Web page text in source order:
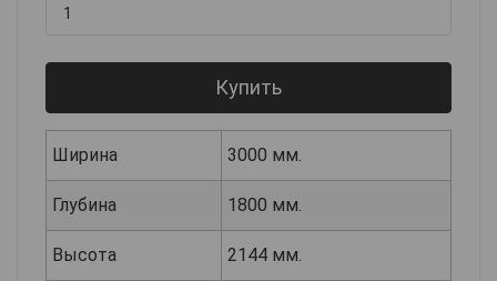
Купить
Ширина 3000 мм.
Глубина 1800 мм.
Высота 2144 мм.